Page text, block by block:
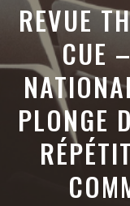
REVUE
CUE
PLONGE